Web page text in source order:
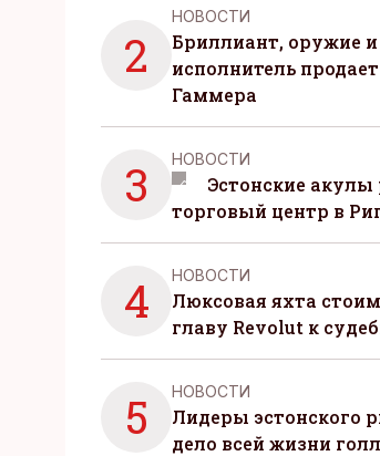
2
НОВОСТИ
Бриллиант, оружие
исполнитель
Гаммера
3 НОВОСТИ
Эстонские
торговый центр в
4 НОВОСТИ
Люксовая яхта
главу Revolut к
5 НОВОСТИ
Лидеры эстонского
дело всей жизни